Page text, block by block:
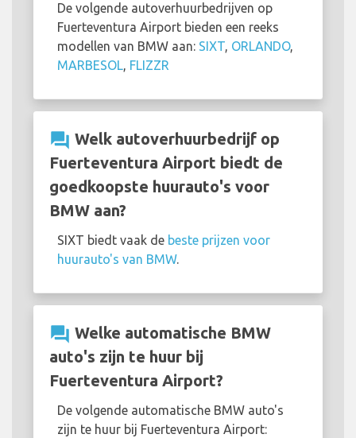
De volgende autoverhuurbedrijven op
Fuerteventura Airport bieden een reeks
modellen van BMW aan: SIXT, ORLANDO,
MARBESOL, FLIZZR
question_answer Welk autoverhuurbedrijf op
Fuerteventura Airport biedt de
goedkoopste huurauto's voor
BMW aan?
SIXT biedt vaak de beste prijzen voor
huurauto's van BMW.
question_answer Welke automatische BMW
auto's zijn te huur bij
Fuerteventura Airport?
De volgende automatische BMW auto's
zijn te huur bij Fuerteventura Airport: